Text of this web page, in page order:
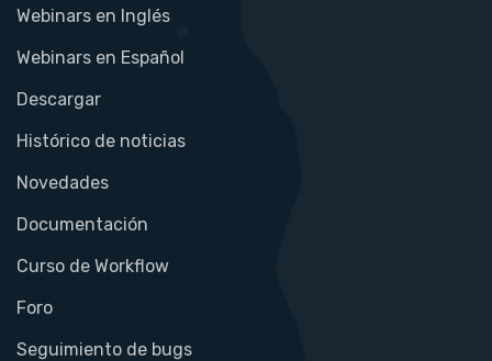
Webinars en Inglés
Webinars en Español
Descargar
Histórico de noticias
Novedades
Documentación
Curso de Workflow
Foro
Seguimiento de bugs